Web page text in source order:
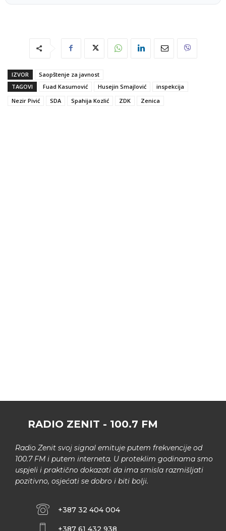
IZVOR
Saopštenje za javnost
TAGOVI
Fuad Kasumović Husejin Smajlović
inspekcija
Nezir Pivić
SDA Spahija Kozlić ZDK Zenica
RADIO ZENIT - 100.7 FM
Radio Zenit svoj signal emituje putem frekvencije od
100.7 FM i putem interneta. U proteklim godinama smo
uspjeli i praktično dokazati da ima smisla razmišljati
pozitivno, osjećati se dobro i biti bolji.
+387 32 404 004
+387 61 432 938